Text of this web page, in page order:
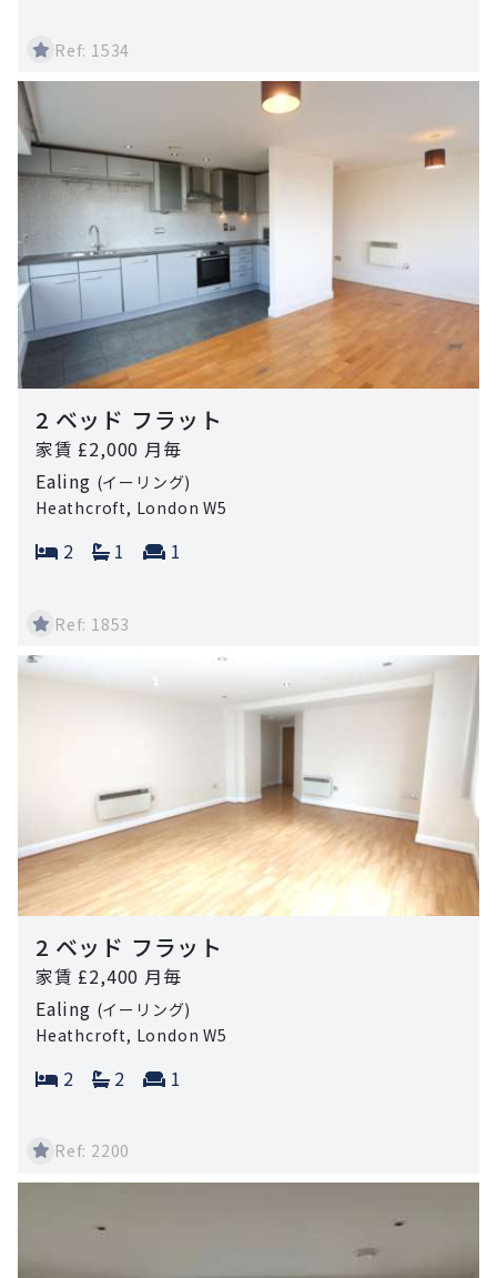
Ref: 1534
2 ベッド フラット
家賃 £2,000 月毎
Ealing (イーリング)
Heathcroft, London W5
Bedrooms:
2 Bathrooms:
1 Reception rooms:
1
Ref: 1853
2 ベッド フラット
家賃 £2,400 月毎
Ealing (イーリング)
Heathcroft, London W5
Bedrooms:
2 Bathrooms:
2 Reception rooms:
1
Ref: 2200